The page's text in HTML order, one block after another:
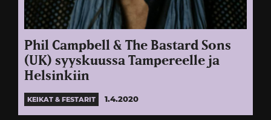
Phil Campbell & The Bastard Sons
(UK) syyskuussa Tampereelle ja
Helsinkiin
KEIKAT & FESTARIT 1.4.2020